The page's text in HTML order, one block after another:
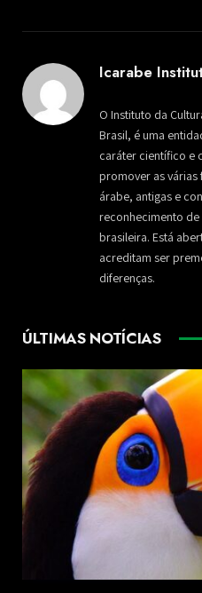
Icarabe
O Instituto da
Brasil, é uma
caráter científico e
promover as
árabe, antigas e
reconhecimento
brasileira. Está
acreditam ser
diferenças.
ÚLTIMAS NOTÍCIAS